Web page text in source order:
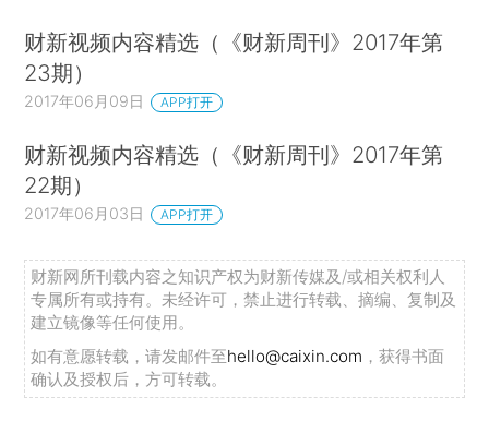
财新视频内容精选（《财新周刊》2017年第
23期）
2017年06月09日 APP打开
财新视频内容精选（《财新周刊》2017年第
22期）
2017年06月03日 APP打开
财新网所刊载内容之知识产权为财新传媒及/或相关权利人
专属所有或持有。未经许可，禁止进行转载、摘编、复制及
建立镜像等任何使用。
如有意愿转载，请发邮件至hello@caixin.com ，获得书面
确认及授权后，方可转载。